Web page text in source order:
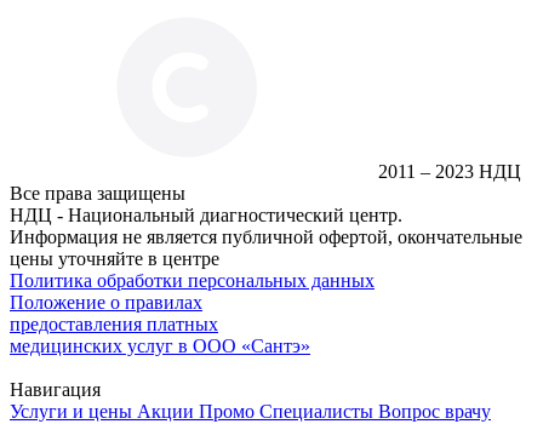
2011 – 2023 НДЦ
Все права защищены
НДЦ - Национальный диагностический центр.
Информация не является публичной офертой, окончательные
цены уточняйте в центре
Политика обработки персональных данных
Положение о правилах
предоставления платных
медицинских услуг в ООО «Сантэ»
Навигация
Услуги и цены Акции Промо Специалисты Вопрос врачу